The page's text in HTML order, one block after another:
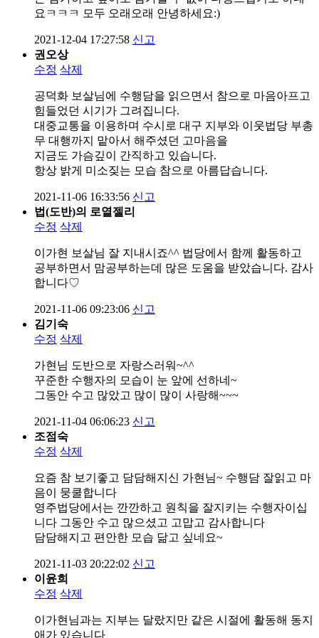
요ㅋㅋㅋ 모두 오래오래 안녕하세요:)
2021-12-04 17:27:58 신고
권오상
수정 삭제
공덕화 보살님에 수행담을 읽으면서 참으로 마음아프고
힘들었던 시기가 그려집니다.
대중교통을 이용하며 수시로 대구 지부와 이웃법당 부총
무 대행까지 맡아서 해주셨던 고마음을
지금도 가슴깊이 간직하고 있습니다.
항상 밝게 미소짖는 모습 참으로 아름답습니다.
2021-11-06 16:33:56 신고
법(도반)의 로열젤리
수정 삭제
이가현 보살님 잘 지내시죠^^ 법당에서 함께 활동하고
공부하면서 맘공부하는데 많은 도움을 받았습니다. 감사
합니다♡
2021-11-06 09:23:06 신고
김기숙
수정 삭제
가현님 도반으로 자랑스러워~^^
꾸준한 수행자의 모습이 눈 앞에 선하네~
그동안 수고 많았고 많이 많이 사랑해~~~
2021-11-04 06:06:23 신고
조점숙
수정 삭제
요즘 참 보기좋고 담담해지신 가현님~ 수행담 잘읽고 마
음이 뭉쿨합니다
영주법당에서는 깐깐하고 원칙을 잘지키는 수행자이십
니다 그동안 수고 많으셨고 고맙고 감사합니다
담담해지고 편안한 모습 닮고 싶네요~
2021-11-03 20:22:02 신고
이윤희
수정 삭제
이가현님과는 지부는 달랐지만 같은 시절에 활동해 동지
애가 있습니다